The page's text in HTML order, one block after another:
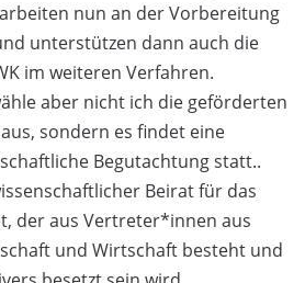
nun an der Vorbereitung
unterstützen dann auch die
im weiteren Verfahren.
aber nicht ich die geförderten
sondern es findet eine
Begutachtung statt..
Beirat für das
der aus Vertreter*innen aus
und Wirtschaft besteht und